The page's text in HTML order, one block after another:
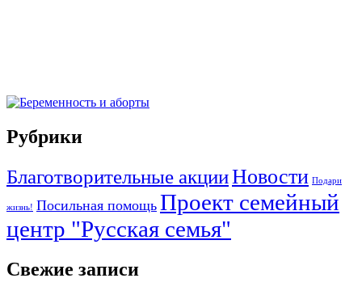
Рубрики
Благотворительные акцииНовости Подари
жизнь! Посильная помощь Проект семейный
центр "Русская семья"
Свежие записи